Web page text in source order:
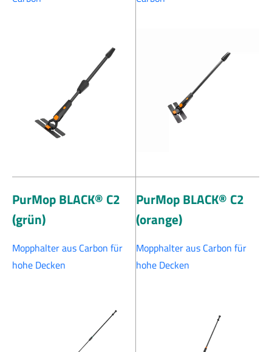
PurMop BLACK® C2
(grün)
Mopphalter aus Carbon für
hohe Decken
PurMop BLACK® C2
(orange)
Mopphalter aus Carbon für
hohe Decken